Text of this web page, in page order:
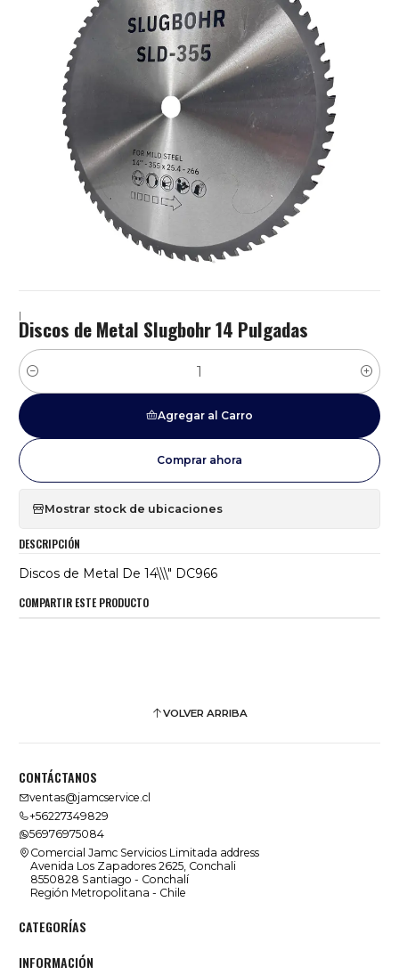
|
Discos de Metal Slugbohr 14 Pulgadas
Cantidad
Agregar al Carro
Comprar ahora
Mostrar stock de ubicaciones
DESCRIPCIÓN
Discos de Metal De 14\\\" DC966
COMPARTIR ESTE PRODUCTO
VOLVER ARRIBA
CONTÁCTANOS
ventas@jamcservice.cl
+56227349829
56976975084
Comercial Jamc Servicios Limitada address
Avenida Los Zapadores 2625, Conchali
8550828 Santiago - Conchalí
Región Metropolitana - Chile
CATEGORÍAS
INFORMACIÓN